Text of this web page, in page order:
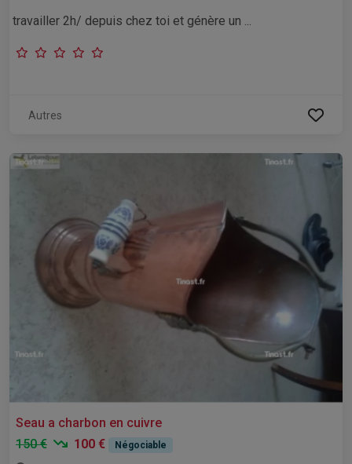
travailler 2h/ depuis chez toi et génère un ...
Autres
Seau a charbon en cuivre
150 €
100 € Négociable